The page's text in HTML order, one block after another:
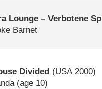
Lounge – Verbotene
Barnet
Divided (USA2000)
(age 10)